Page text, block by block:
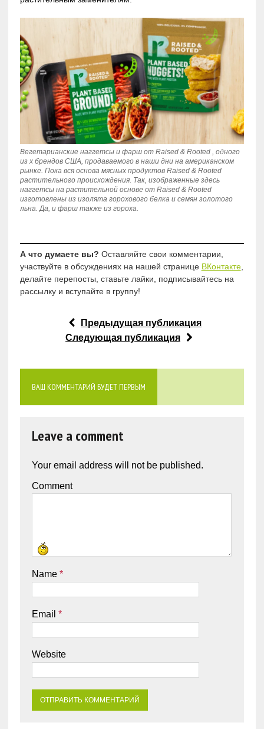
Вегетарианские наггетсы и фарш от Raised & Rooted , одного
из х брендов США, продаваемого в наши дни на американском
рынке. Пока вся основа мясных продуктов Raised & Rooted
растительного происхождения. Так, изображенные здесь
наггетсы на растительной основе от Raised & Rooted
изготовлены из изолята горохового белка и семян золотого
льна. Да, и фарш также из гороха.
А что думаете вы? Оставляйте свои комментарии,
участвуйте в обсуждениях на нашей странице ВКонтакте,
делайте перепосты, ставьте лайки, подписывайтесь на
рассылку и вступайте в группу!
Предыдущая публикация
Следующая публикация
ВАШ КОММЕНТАРИЙ БУДЕТ ПЕРВЫМ
Leave a comment
Your email address will not be published.
Comment
Name *
Email *
Website